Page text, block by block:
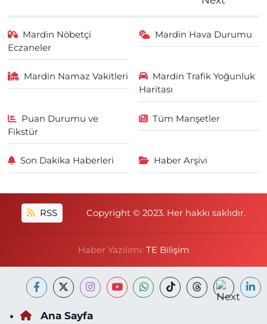
Mardin Nöbetçi
Eczaneler
Mardin Hava Durumu
Mardin Namaz Vakitleri
Mardin Trafik Yoğunluk
Haritası
Puan Durumu ve
Fikstür
Tüm Manşetler
Son Dakika Haberleri Haber Arşivi
RSS Copyright © 2023. Her hakkı saklıdır.
Haber Yazılımı: TE Bilişim
Ana Sayfa